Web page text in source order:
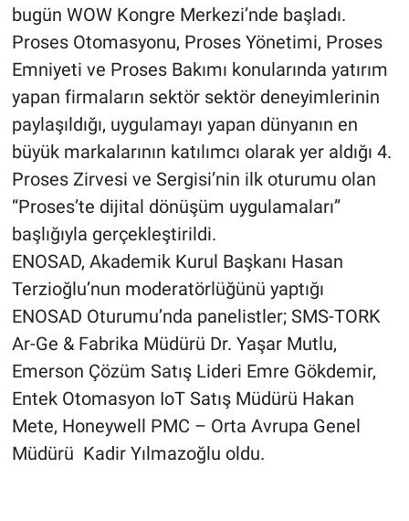
bugün WOW Kongre Merkezi’nde başladı.
Proses Otomasyonu, Proses Yönetimi, Proses
Emniyeti ve Proses Bakımı konularında yatırım
yapan firmaların sektör sektör deneyimlerinin
paylaşıldığı, uygulamayı yapan dünyanın en
büyük markalarının katılımcı olarak yer aldığı 4.
Proses Zirvesi ve Sergisi’nin ilk oturumu olan
“Proses’te dijital dönüşüm uygulamaları”
başlığıyla gerçekleştirildi.
ENOSAD, Akademik Kurul Başkanı Hasan
Terzioğlu’nun moderatörlüğünü yaptığı
ENOSAD Oturumu’nda panelistler; SMS-TORK
Ar-Ge & Fabrika Müdürü Dr. Yaşar Mutlu,
Emerson Çözüm Satış Lideri Emre Gökdemir,
Entek Otomasyon IoT Satış Müdürü Hakan
Mete, Honeywell PMC – Orta Avrupa Genel
Müdürü Kadir Yılmazoğlu oldu.